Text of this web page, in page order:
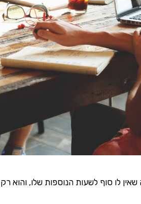
לו סוף לשעות הנוספות שלו, והוא